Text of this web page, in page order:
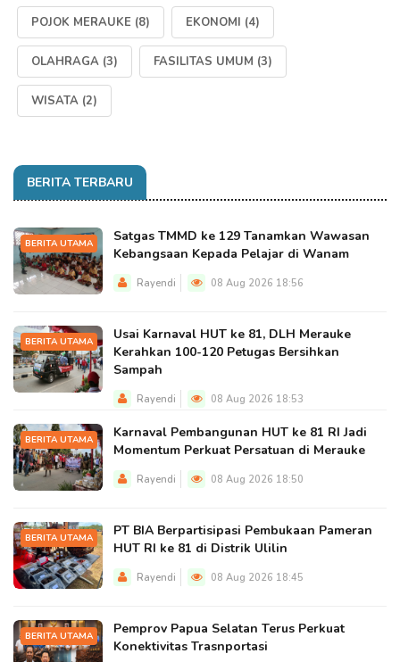
POJOK MERAUKE (8) EKONOMI (4)
OLAHRAGA (3) FASILITAS UMUM (3)
WISATA (2)
BERITA TERBARU
BERITA UTAMA
Satgas TMMD ke 129 Tanamkan Wawasan
Kebangsaan Kepada Pelajar di Wanam
Rayendi 08 Aug 2026 18:56
BERITA UTAMA
Usai Karnaval HUT ke 81, DLH Merauke
Kerahkan 100-120 Petugas Bersihkan
Sampah
Rayendi 08 Aug 2026 18:53
BERITA UTAMA
Karnaval Pembangunan HUT ke 81 RI Jadi
Momentum Perkuat Persatuan di Merauke
Rayendi 08 Aug 2026 18:50
BERITA UTAMA
PT BIA Berpartisipasi Pembukaan Pameran
HUT RI ke 81 di Distrik Ulilin
Rayendi 08 Aug 2026 18:45
BERITA UTAMA
Pemprov Papua Selatan Terus Perkuat
Konektivitas Trasnportasi